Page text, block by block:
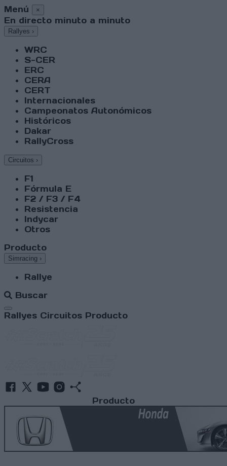
Menú ×
En directo minuto a minuto
Rallyes ›
WRC
S-CER
ERC
CERA
CERT
Internacionales
Campeonatos Autonómicos
Históricos
Dakar
RallyCross
Circuitos ›
F1
Fórmula E
F2 / F3 / F4
Resistencia
Indycar
Otros
Producto
Simracing ›
Rallye
Buscar
Abrir menú
Rallyes Circuitos Producto
Producto